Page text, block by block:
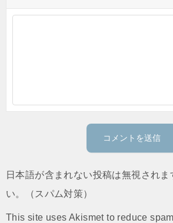
日本語が含まれない投稿は無視されま
い。（スパム対策）
This site uses Akismet to reduce